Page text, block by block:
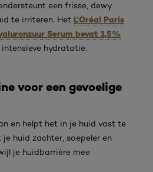
een frisse, dewy
te irriteren. Het L'Oréal Paris
Serum bevat 1,5%
hydratatie.
voor een gevoelige
en helpt het in je huid vast te
huid zachter, soepeler en
je huidbarrière mee